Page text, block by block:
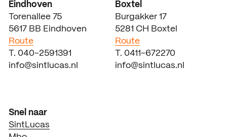
Eindhoven
Torenallee 75
5617 BB Eindhoven
Route
T. 040-2591391
info@sintlucas.nl
Boxtel
Burgakker 17
5281 CH Boxtel
Route
T. 0411-672270
info@sintlucas.nl
Snel naar
SintLucas